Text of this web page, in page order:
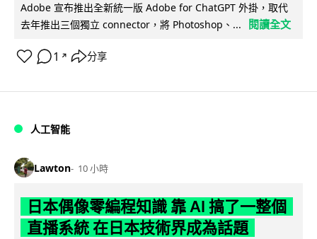
Adobe 宣布推出全新統一版 Adobe for ChatGPT 外掛，取代
去年推出三個獨立 connector，將 Photoshop、...
閱讀全文
1 ↗ 分享
人工智能
Lawton 10 小時
日本偶像零編程知識 靠 AI 搞了一整個
直播系統 在日本技術界成為話題